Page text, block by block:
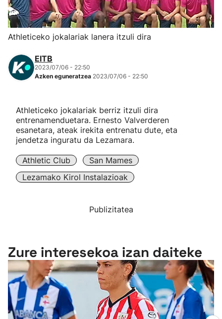
Herri-kirolak
Eskubaloia
Kirolak 360
Mendi-lasterketak
"Helmuga"
Athleticeko jokalariak lanera itzuli dira
EITB
2023/07/06 - 22:50
Azken eguneratzea 2023/07/06 - 22:50
Athleticeko jokalariak berriz itzuli dira
entrenamenduetara. Ernesto Valverderen
esanetara, ateak irekita entrenatu dute, eta
jendetza inguratu da Lezamara.
Athletic Club
San Mames
Lezamako Kirol Instalazioak
Publizitatea
Zure interesekoa izan daiteke